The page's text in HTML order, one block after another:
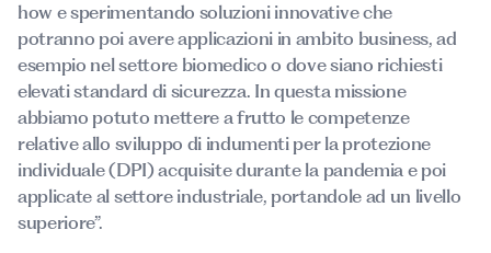
how e sperimentando soluzioni innovative che
potranno poi avere applicazioni in ambito business, ad
esempio nel settore biomedico o dove siano richiesti
elevati standard di sicurezza. In questa missione
abbiamo potuto mettere a frutto le competenze
relative allo sviluppo di indumenti per la protezione
individuale (DPI) acquisite durante la pandemia e poi
applicate al settore industriale, portandole ad un livello
superiore”.